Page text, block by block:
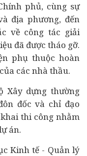
phủ, cùng sự
địa phương, đến
về công tác giải
đã được tháo gỡ.
phụ thuộc hoàn
các nhà thầu.
Xây dựng thường
đốc và chỉ đạo
thi công nhằm
án.
Kinh tế - Quản lý